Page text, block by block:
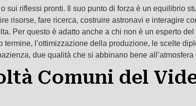
sui riflessi pronti. Il suo punto di forza è un equilibrio
risorse, fare ricerca, costruire astronavi e interagire
Per questo è adatto anche a chi non è un esperto
l’ottimizzazione della produzione, le scelte
due qualità che si abbinano bene
Comuni del